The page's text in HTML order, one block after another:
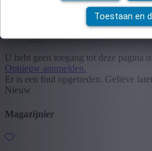
Toestaan en
U hebt geen toegang tot deze pagina
Opnieuw aanmelden.
Er is een fout opgetreden. Gelieve
Nieuw
Magazijnier